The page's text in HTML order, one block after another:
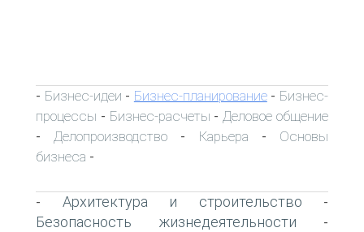
- Бизнес-идеи - Бизнес-планирование- Бизнес-
процессы - Бизнес-расчеты - Деловое общение
- Делопроизводство - Карьера - Основы
бизнеса -
- Архитектура и строительство -
Безопасность жизнедеятельности -